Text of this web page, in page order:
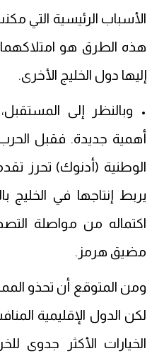
الأسباب الرئيسية التي
هذه الطرق هو امتلاكهما
إليها دول الخليج الأخرى.
• وبالنظر إلى
أهمية جديدة. فقبل
الوطنية (أدنوك) تحرز
يربط إنتاجها في الخليج
اكتماله من مواصلة
مضيق هرمز.
ومن المتوقع أن تحذو
لكن الدول الإقليمية
الخيارات الأكثر جدوى